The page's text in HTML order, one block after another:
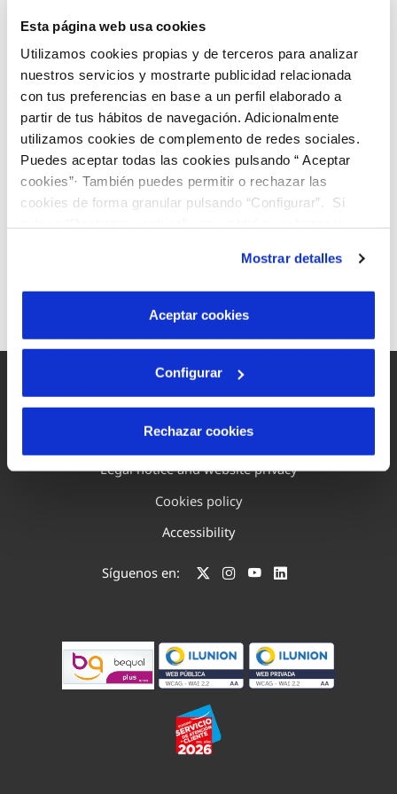
Esta página web usa cookies
Utilizamos cookies propias y de terceros para analizar
nuestros servicios y mostrarte publicidad relacionada
con tus preferencias en base a un perfil elaborado a
partir de tus hábitos de navegación. Adicionalmente
utilizamos cookies de complemento de redes sociales.
Puedes aceptar todas las cookies pulsando “ Aceptar
cookies”· También puedes permitir o rechazar las
cookies de forma granular pulsando “Configurar”. Si
son indispensables para que el sitio web funcione y que
por tanto no se pueden desactivar. Puedes consultar
más información en nuestraPolítica de Cookies
Mostrar detalles
Aceptar cookies
Configurar
Rechazar cookies
Water distribution
We carry out thorough analysis and control, and
make constant improvements in the distribution
network tomanage water resources sustainably
We have introducedremote control procedures
in the water distribution systems, thereby
providing real-time remote control and access to
Site map
Legal notice and website privacy
Cookies policy
Accessibility
Síguenos en: